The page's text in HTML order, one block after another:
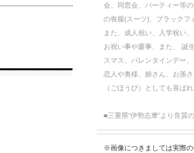
会、同窓会、パーティー等
の喪服(スーツ)、ブラックフ
また、成人祝い、入学祝い
お祝い事や慶事、また、 誕
スマス、バレンタインデー
恋人や奥様、娘さん、お孫
（ごほうび）としても喜ばれ
■三重県“伊勢志摩”より良質
※画像につきましては実際